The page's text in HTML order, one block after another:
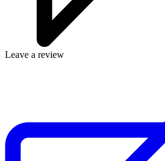
Leave a review